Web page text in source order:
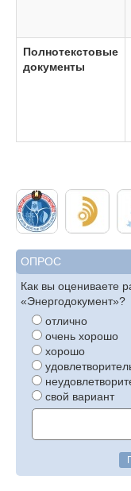
Полнотекстовые
документы
ОПРОС
Как вы оцениваете
«Энергодокумент»?
отлично
очень хорошо
хорошо
свой вариант